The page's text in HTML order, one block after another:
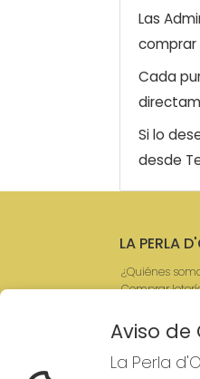
Las
Cada
Si lo
desde
LA PERLA
¿Quiénes
Comprar
Contacto
Empresas
Boletos
Aviso de
La Perla